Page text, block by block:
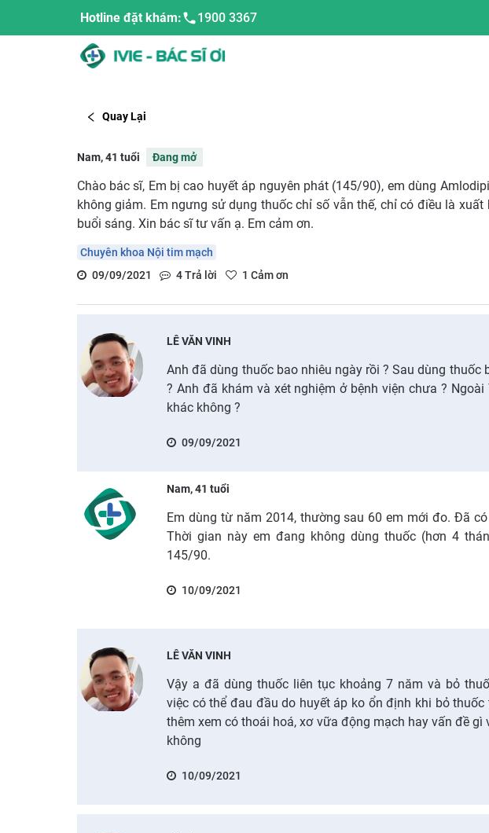
Hotline đặt khám: 1900 3367
Quay Lại
Nam, 41 tuổi Đang mở
Chào bác sĩ, Em bị cao huyết áp nguyên phát (145/90), em dùng
không giảm. Em ngưng sử dụng thuốc chỉ số vẫn thế, chỉ có điều là xuất
buổi sáng. Xin bác sĩ tư vấn ạ. Em cảm ơn.
Chuyên khoa Nội tim mạch
09/09/2021
4Trả lời 1 Cảm ơn
LÊ VĂN VINH
Anh đã dùng thuốc bao nhiêu ngày rồi ? Sau dùng thuốc
? Anh đã khám và xét nghiệm ở bệnh viện chưa ? Ngoài
khác không ?
09/09/2021
Nam, 41 tuổi
Em dùng từ năm 2014, thường sau 60 em mới đo. Đã
Thời gian này em đang không dùng thuốc (hơn 4
145/90.
10/09/2021
LÊ VĂN VINH
Vậy a đã dùng thuốc liên tục khoảng 7 năm và bỏ
việc có thể đau đầu do huyết áp ko ổn định khi bỏ thuốc
thêm xem có thoái hoá, xơ vữa động mạch hay vấn đề gì
không
10/09/2021